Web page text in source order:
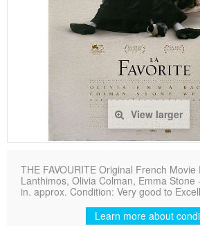
View larger
THE FAVOURITE Original French
Lanthimos, Olivia Colman, Emma Stone
in. approx. Condition: Very good to
Learn more about